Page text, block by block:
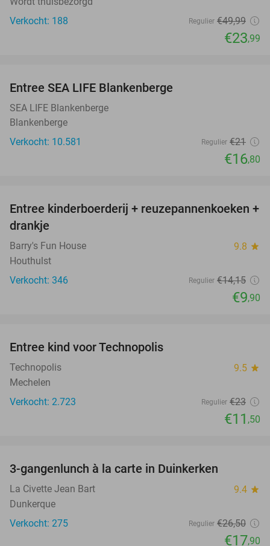
Verkocht: 188
Regulier €49,99
€23,99
Entree SEA LIFE Blankenberge
SEA LIFE Blankenberge
Blankenberge
Verkocht: 10.581
Regulier €21
€16,80
30%
Entree kinderboerderij + reuzepannenkoeken +
drankje
Barry's Fun House 9.8 star
Houthulst
Verkocht: 346
Regulier €14,15
€9,90
Entree kind voor Technopolis
Technopolis 9.5 star
Mechelen
Verkocht: 2.723
Regulier €23
€11 ,50
3-gangenlunch à la carte in Duinkerken
La Civette Jean Bart 9.4 star
Dunkerque
Verkocht: 275
Regulier €26,50
€17,90